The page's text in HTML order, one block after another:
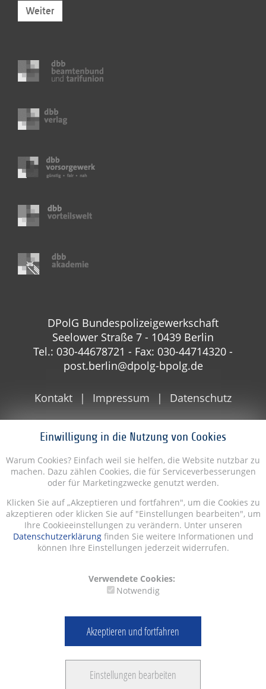
Einwilligung in die Nutzung von Cookies
Warum Cookies? Einfach weil sie helfen, die Website nutzbar zu
machen. Dazu zählen Cookies, die für Serviceverbesserungen
oder für Marketingzwecke genutzt werden.
Klicken Sie auf „Akzeptieren und fortfahren", um die Cookies zu
akzeptieren oder klicken Sie auf "Einstellungen bearbeiten", um
Ihre Cookieeinstellungen zu verändern. Unter unseren
Datenschutzerklärungfinden Sie weitere Informationen und
können Ihre Einstellungen jederzeit widerrufen.
Verwendete Cookies:
Notwendig
Akzeptieren und fortfahren
Einstellungen bearbeiten
Weiter
DPolG Bundespolizeigewerkschaft
Seelower Straße 7 - 10439 Berlin
Tel.: 030-44678721 - Fax: 030-44714320 -
post.berlin@dpolg-bpolg.de
Kontakt Impressum Datenschutz